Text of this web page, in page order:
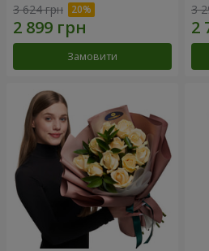
3 624 грн
Замовити
3